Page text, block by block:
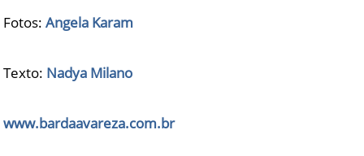
Fotos:Angela Karam
Texto: Nadya Milano
www.bardaavareza.com.br